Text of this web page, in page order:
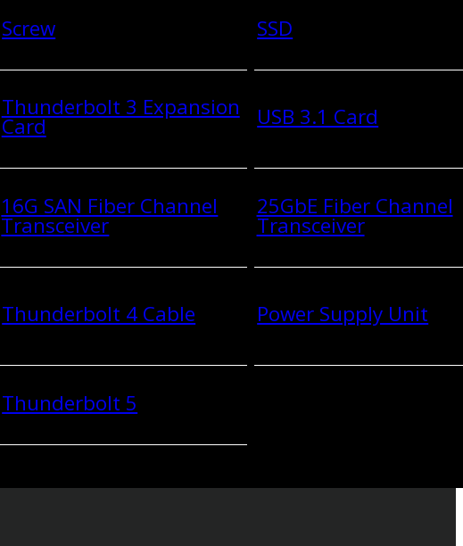
Screw SSD
Thunderbolt 3 Expansion
Card USB 3.1 Card
16G SAN Fiber Channel
Transceiver
25GbE Fiber Channel
Transceiver
Thunderbolt 4 Cable Power Supply Unit
Thunderbolt 5